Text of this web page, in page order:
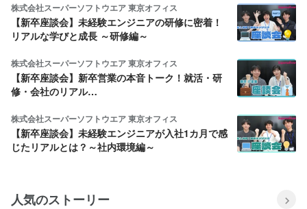
株式会社スーパーソフトウエア 東京オフィス
【新卒座談会】未経験エンジニアの研修に密着！
リアルな学びと成長 ～研修編～
株式会社スーパーソフトウエア 東京オフィス
【新卒座談会】新卒営業の本音トーク！就活・研
修・会社のリアル…
株式会社スーパーソフトウエア 東京オフィス
【新卒座談会】未経験エンジニアが入社1カ月で感
じたリアルとは？～社内環境編～
人気のストーリー